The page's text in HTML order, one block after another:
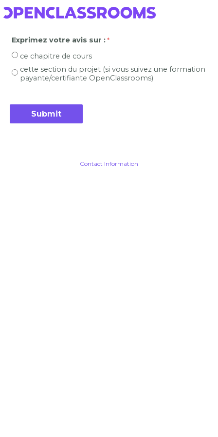
Exprimez votre avis sur :
ce chapitre de cours
cette section du projet (si vous suivez une formation
payante/certifiante OpenClassrooms)
Contact Information